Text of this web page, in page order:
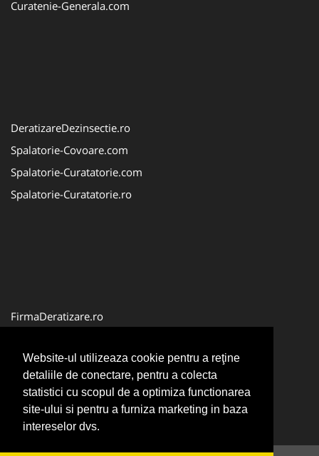
Website-ul utilizeaza cookie pentru a reţine
detaliile de conectare, pentru a colecta
statistici cu scopul de a optimiza functionarea
site-ului si pentru a furniza marketing in baza
intereselor dvs.
Curatenie-Generala.com
DeratizareDezinsectie.ro
Spalatorie-Covoare.com
Spalatorie-Curatatorie.com
Spalatorie-Curatatorie.ro
FirmaDeratizare.ro
Servicii-DDD.com
ServiciiAlpinism.ro